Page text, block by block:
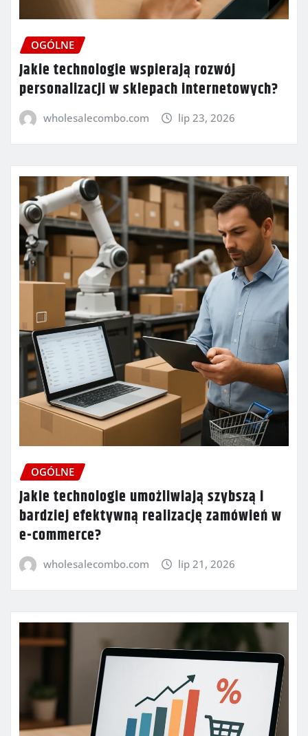
OGÓLNE
Jakie technologie wspierają rozwój
personalizacji w sklepach internetowych?
wholesalecombo.com lip 23, 2026
OGÓLNE
Jakie technologie umożliwiają szybszą i
bardziej efektywną realizację zamówień w
e-commerce?
wholesalecombo.com lip 21, 2026